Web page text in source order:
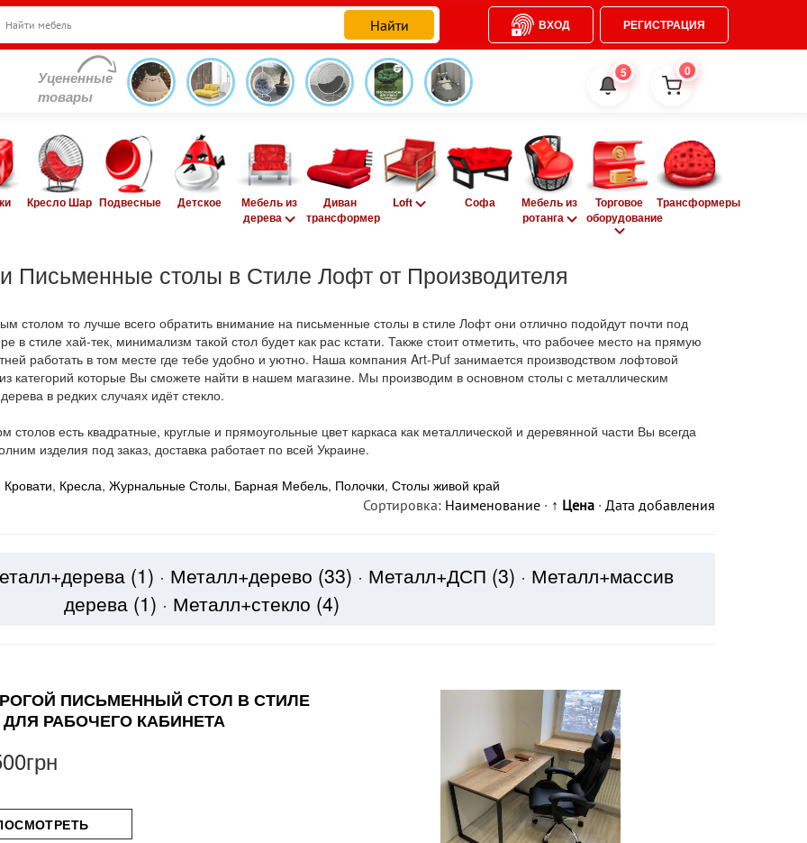
ВХОД РЕГИСТРАЦИЯ
Уцененные
товары
5 0
Кресло Шар Подвесные Детское
Мебель из
дерева
Диван
трансформер
Loft Софа
Мебель из
ротанга
Торговое
оборудование
Трансформеры
Письменные столы в Стиле Лофт от Производителя
столом то лучше всего обратить внимание на письменные столы в стиле Лофт они отлично подойдут почти под
стиле хай-тек, минимализм такой стол будет как рас кстати. Также стоит отметить, что рабочее место на прямую
работать в том месте где тебе удобно и уютно. Наша компания Art-Puf занимается производством лофтовой
категорий которые Вы сможете найти в нашем магазине. Мы производим в основном столы с металлическим
в редких случаях идёт стекло.
есть квадратные, круглые и прямоугольные цвет каркаса как металлической и деревянной части Вы всегда
изделия под заказ, доставка работает по всей Украине.
Кровати, Кресла, Журнальные Столы, Барная Мебель, Полочки, Столы живой край
Сортировка: Наименование · ↑ Цена · Дата добавления
(1) · Металл+дерево (33) · Металл+ДСП (3) · Металл+массив
дерева (1) · Металл+стекло (4)
ПИСЬМЕННЫЙ СТОЛ В СТИЛЕ
РАБОЧЕГО КАБИНЕТА